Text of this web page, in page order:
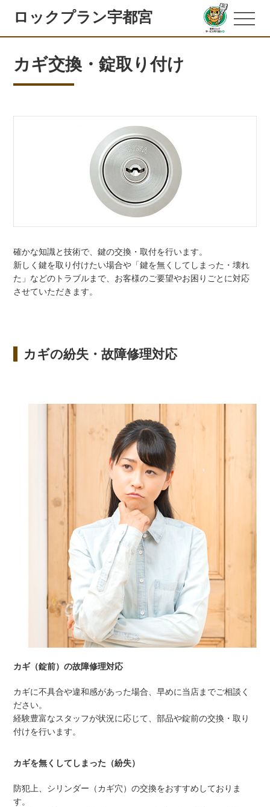
ロックプラン宇都宮
カギ交換・錠取り付け
確かな知識と技術で、鍵の交換・取付を行います。
新しく鍵を取り付けたい場合や「鍵を無くしてしまった・壊れ
た」などのトラブルまで、お客様のご要望やお困りごとに対応
させていただきます。
カギの紛失・故障修理対応
カギ（錠前）の故障修理対応
カギに不具合や違和感があった場合、早めに当店までご相談く
ださい。
経験豊富なスタッフが状況に応じて、部品や錠前の交換・取り
付けを行います。
カギを無くしてしまった（紛失）
防犯上、シリンダー（カギ穴）の交換をおすすめしておりま
す。